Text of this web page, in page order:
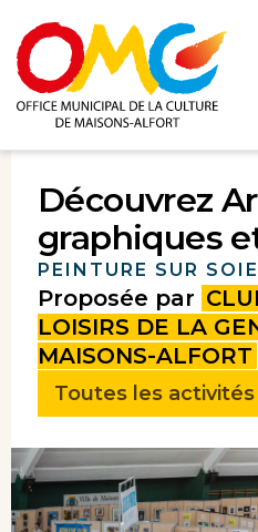
Découvrez
graphiques
PEINTURE SUR SOIE
Proposée par
LOISIRS DE LA
MAISONS-ALFORT
Toutes les activités